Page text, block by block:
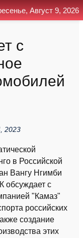
с
2023
в Российской
Вангу Нгимби
обсуждает с
"Камаз"
российских
создание
этих
Август 9, 2026